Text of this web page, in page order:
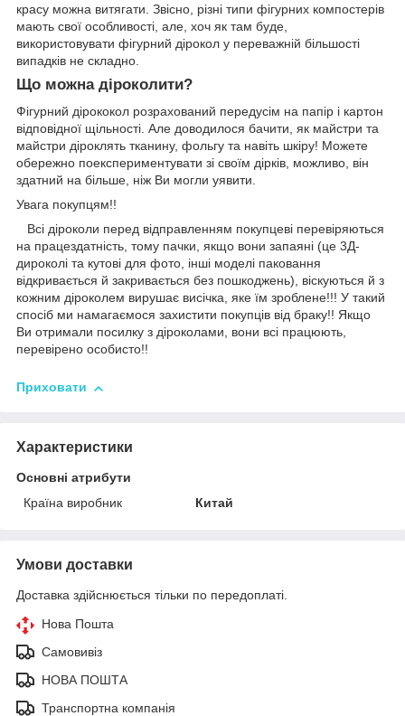
красу можна витягати. Звісно, різні типи фігурних компостерів
мають свої особливості, але, хоч як там буде,
використовувати фігурний дірокол у переважній більшості
випадків не складно.
Що можна діроколити?
Фігурний дірококол розрахований передусім на папір і картон
відповідної щільності. Але доводилося бачити, як майстри та
майстри діроклять тканину, фольгу та навіть шкіру! Можете
обережно поекспериментувати зі своїм дірків, можливо, він
здатний на більше, ніж Ви могли уявити.
Увага покупцям!!
Всі діроколи перед відправленням покупцеві перевіряються
на працездатність, тому пачки, якщо вони запаяні (це 3Д-
дироколі та кутові для фото, інші моделі паковання
відкривається й закривається без пошкоджень), віскуються й з
кожним діроколем вирушає висічка, яке їм зроблене!!! У такий
спосіб ми намагаємося захистити покупців від браку!! Якщо
Ви отримали посилку з діроколами, вони всі працюють,
перевірено особисто!!
Приховати
Характеристики
Основні атрибути
Країна виробник
Китай
Умови доставки
Доставка здійснюється тільки по передоплаті.
Нова Пошта
Самовивіз
НОВА ПОШТА
Транспортна компанія